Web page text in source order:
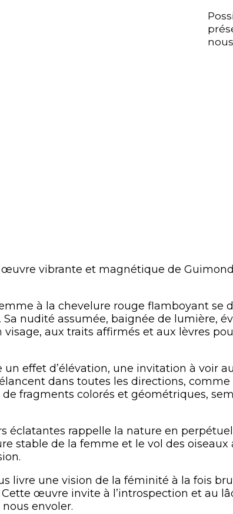
œuvre vibrante et magnétique de
à la chevelure rouge flamboyant se
nudité assumée, baignée de lumière,
visage, aux traits affirmés et aux lèvres
effet d’élévation, une invitation à voir
dans toutes les directions,
de fragments colorés et géométriques,
éclatantes rappelle la nature en
stable de la femme et le vol des
livre une vision de la féminité à la fois
œuvre invite à l’introspection et au
envoler.